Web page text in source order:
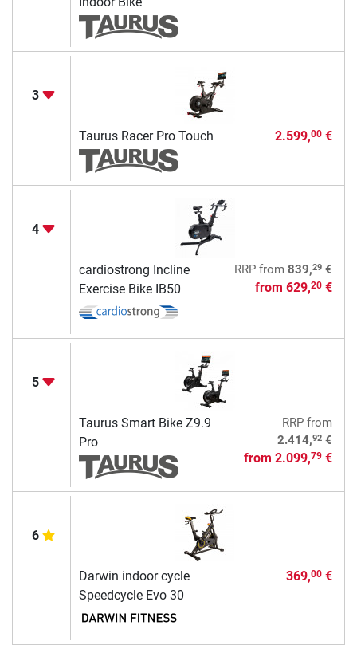
3
Taurus Racer Pro Touch 2.599,00€
4
cardiostrong Incline
Exercise Bike IB50
RRPfrom 839,29€
from 629,20€
5
Taurus Smart Bike Z9.9
Pro
RRPfrom
2.414,92€
from 2.099,79€
6
Darwin indoor cycle
Speedcycle Evo 30
369,00€